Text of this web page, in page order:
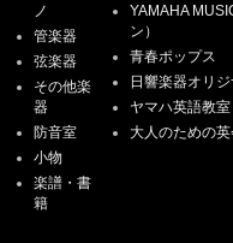
ノ
管楽器
弦楽器
その他楽
器
防音室
小物
楽譜・書
籍
YAMAHA
ン）
青春ポップス
日響楽器オリ
ヤマハ英語教室
大人のための